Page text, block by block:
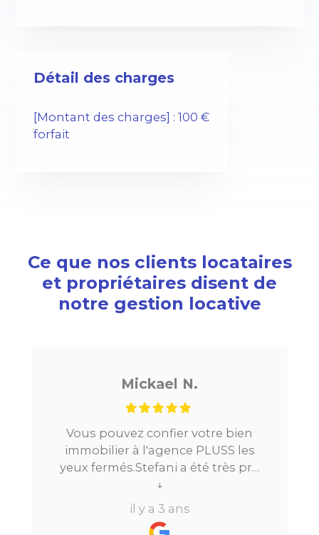
Détail des charges
[Montant des charges] : 100 €
forfait
Ce que nos clients locataires
et propriétaires disent de
notre gestion locative
confier votre bien
l'agence PLUSS les
a été très pro
Je cherchais un
Paris, tout s’est très
la mise en